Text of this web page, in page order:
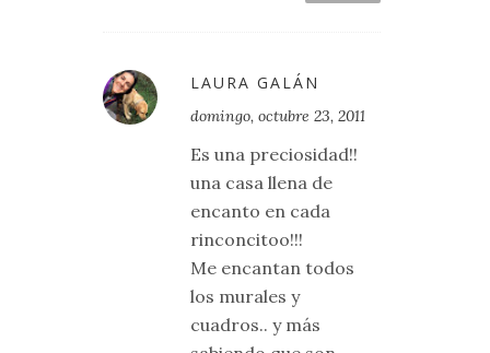
LAURA GALÁN
domingo, octubre 23, 2011
Es una preciosidad!!
una casa llena de
encanto en cada
rinconcitoo!!!
Me encantan todos
los murales y
cuadros.. y más